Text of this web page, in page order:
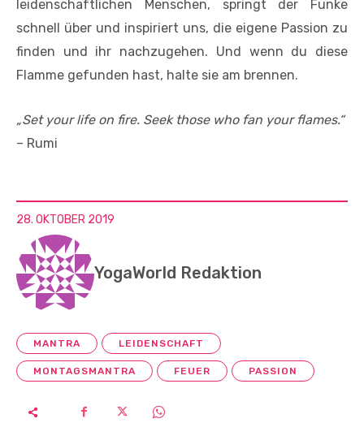
leidenschaftlichen Menschen, springt der Funke
schnell über und inspiriert uns, die eigene Passion zu
finden und ihr nachzugehen. Und wenn du diese
Flamme gefunden hast, halte sie am brennen.
„Set your life on fire. Seek those who fan your flames.“
– Rumi
28. OKTOBER 2019
YogaWorld Redaktion
MANTRA LEIDENSCHAFT
MONTAGSMANTRA FEUER PASSION